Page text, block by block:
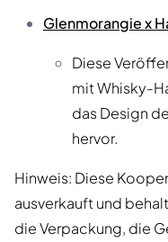
Glenmorangie x
Diese
mit Whisky-
das Design
hervor.
Hinweis: Diese
ausverkauft und
die Verpackung, die